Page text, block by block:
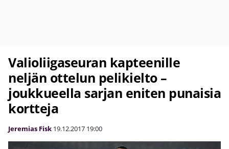
Valioliigaseuran kapteenille
neljän ottelun pelikielto –
joukkueella sarjan eniten punaisia
kortteja
Jeremias Fisk 19.12.2017 19:00